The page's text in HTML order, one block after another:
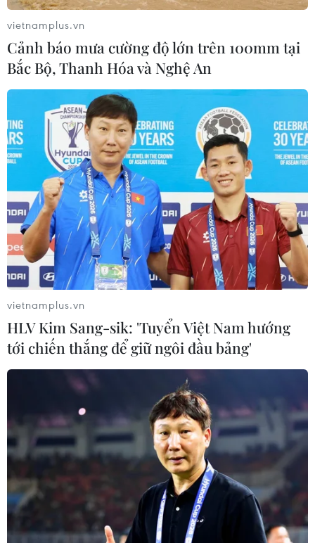
Quảng Ngãi: Xuất hiện mưa đá sau nhiều
ngày nắng nóng gay gắt
24/05/2023 14:12
Mưa lớn kèm theo gió đã khiến nhiều cây xanh trên địa
bàn thị trấn Di Lăng bị đổ gãy, trong khi một số nơi mưa
đá làm hoa màu của người dân trên địa bàn bị hư
hỏng.
vietnamplus.vn
Cảnh báo mưa cường độ lớn trên 100mm tại
Bắc Bộ, Thanh Hóa và Nghệ An
vietnamplus.vn
HLV Kim Sang-sik: 'Tuyển Việt Nam hướng
tới chiến thắng để giữ ngôi đầu bảng'